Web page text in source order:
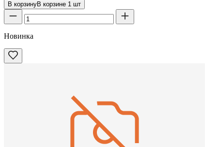
В корзинуВ корзине 1 шт
Новинка